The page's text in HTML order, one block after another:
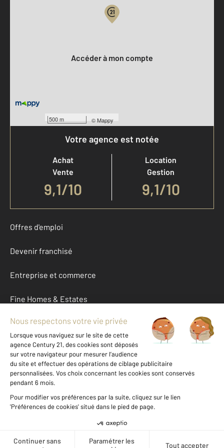
500 m ©Mappy
Accéder à mon compte
Votre agence est notée
Achat
Vente
9,1/10
Location
Gestion
9,1/10
Offres d'emploi
Devenir franchisé
Entreprise et commerce
Fine Homes & Estates
À propos
International
Nous contacter
Données personnelles
Gestionnaire des cookies